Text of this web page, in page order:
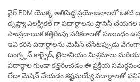
వైర్ EDM యొక్క అతిపెద్ద ప్రయోజనాలలో ఒకటి
దృష్ట్యా ఎలక్ట్రికల్ గా పదార్థాలను ప్రాసెస్
సాంప్రదాయిక కత్తిరింపు పరికరాలతో సంబంధం
ఇవి కఠిన పదార్థాలను మెషిన్ చేసేటప్పుడు వేగంగా
టంగ్స్టన్ కార్బైడ్, టైటానియం మిశ్రమాలు
పదార్థాల గుండా కత్తిరించడం ఈ ప్రక్రియ
లేదా మెషిన్ చేయడం కష్టమయ్యే పదార్థాలతో